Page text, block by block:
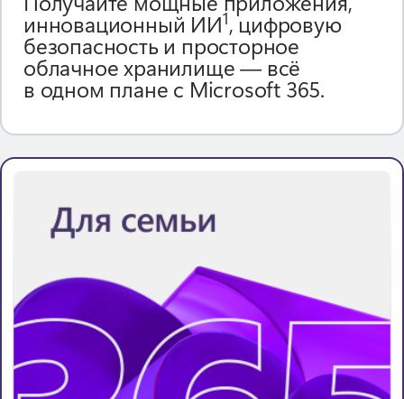
инновационный ИИ1, цифровую
безопасность и просторное
облачное хранилище — всё
в одном плане с Microsoft 365.